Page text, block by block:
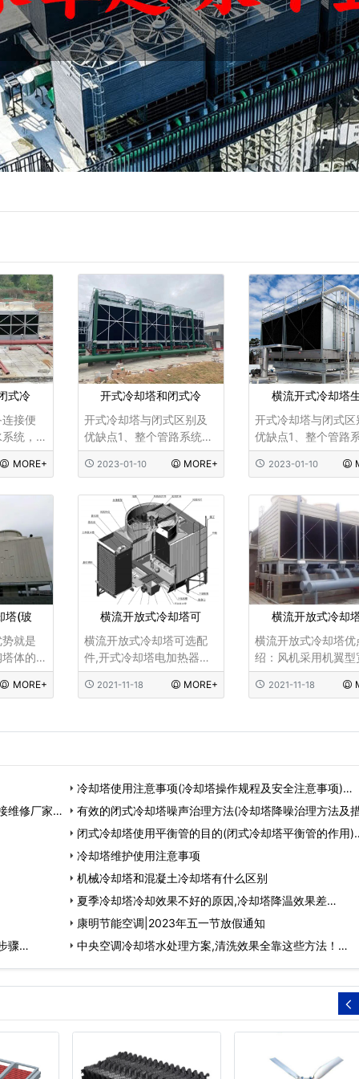
式冷
接便
统，
为紫
连接
，在
以闭
MORE+
开式冷却塔和闭式冷
开式冷却塔与闭式区别及
优缺点1、整个管路系统为
封闭式循环，循环水为蒸
馏水，管路不结垢、不污
设备的使用寿命2、循环水
几乎没有水消耗，开始塔
的扑水量为循环水量的
1.24%-2%，闭式冷却塔的
补水量紧为循
2023-01-10 MORE+
横流开式冷却塔
开式冷却塔与闭式区
优缺点1、整个管路
封闭式循环，循环水
馏水，管路不结垢、
设备的使用寿命2、
几乎没有水消耗，
的扑水量为循环水量
1.24%-2%，闭式冷
补水量紧为循
2023-01-10
塔(玻
就是
体的
玻璃
树
MORE+
横流开放式冷却塔可
横流开放式冷却塔可选配
件,开式冷却塔电加热器、
减震器、冷却塔闸板直
管、弯头、防护栏杆、自
2021-11-18 MORE+
横流开放式冷却
横流开放式冷却塔优
绍：风机采用机翼型
片中空铝合金，和普
合金板风叶比较，具
的问题，采用倾斜
2021-11-18
冷却塔使用注意事项(冷却塔操作规程及安全注意事项)…
维修厂家…
有效的闭式冷却塔噪声治理方法(冷却塔降噪治理方法及
… 闭式冷却塔使用平衡管的目的(闭式冷却塔平衡管的作用
冷却塔维护使用注意事项
机械冷却塔和混凝土冷却塔有什么区别
夏季冷却塔冷却效果不好的原因,冷却塔降温效果差…
康明节能空调|2023年五一节放假通知
骤…
中央空调冷却塔水处理方案,清洗效果全靠这些方法！…